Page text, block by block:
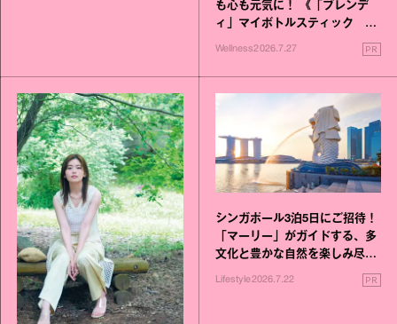
も心も元気に！ 《「ブレンデ
ィ」マイボトルスティック い
いこと毎日》シリーズが誕生
Wellness2026.7.27 PR
シンガポール3泊5日にご招待！
「マーリー」がガイドする、多
文化と豊かな自然を楽しみ尽く
Lifestyle2026.7.22 PR